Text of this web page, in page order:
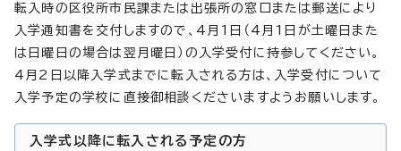
転入時の区役所市民課または出張所の窓口または郵送により
入学通知書を交付しますので、4月1日（4月1日が土曜日また
は日曜日の場合は翌月曜日）の入学受付に持参してください。
4月2日以降入学式までに転入される方は、入学受付について
入学予定の学校に直接御相談くださいますようお願いします。
入学式以降に転入される予定の方